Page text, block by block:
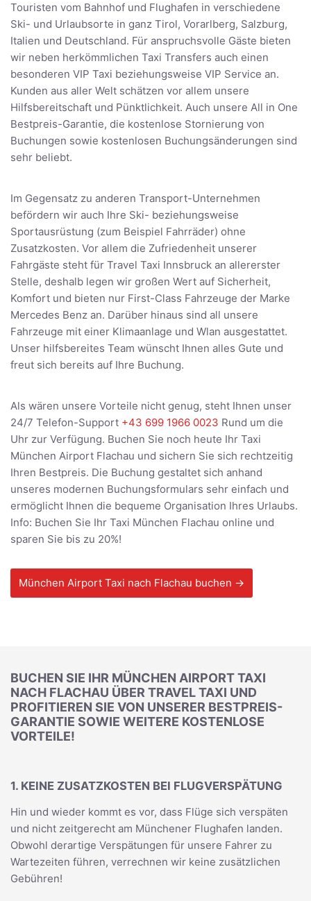
Touristen vom Bahnhof und Flughafen in verschiedene
Ski- und Urlaubsorte in ganz Tirol, Vorarlberg, Salzburg,
Italien und Deutschland. Für anspruchsvolle Gäste bieten
wir neben herkömmlichen Taxi Transfers auch einen
besonderen VIP Taxi beziehungsweise VIP Service an.
Kunden aus aller Welt schätzen vor allem unsere
Hilfsbereitschaft und Pünktlichkeit. Auch unsere All in One
Bestpreis-Garantie, die kostenlose Stornierung von
Buchungen sowie kostenlosen Buchungsänderungen sind
sehr beliebt.
Im Gegensatz zu anderen Transport-Unternehmen
befördern wir auch Ihre Ski- beziehungsweise
Sportausrüstung (zum Beispiel Fahrräder) ohne
Zusatzkosten. Vor allem die Zufriedenheit unserer
Fahrgäste steht für Travel Taxi Innsbruck an allererster
Stelle, deshalb legen wir großen Wert auf Sicherheit,
Komfort und bieten nur First-Class Fahrzeuge der Marke
Mercedes Benz an. Darüber hinaus sind all unsere
Fahrzeuge mit einer Klimaanlage und Wlan ausgestattet.
Unser hilfsbereites Team wünscht Ihnen alles Gute und
freut sich bereits auf Ihre Buchung.
Als wären unsere Vorteile nicht genug, steht Ihnen unser
24/7 Telefon-Support +43 699 1966 0023 Rund um die
Uhr zur Verfügung. Buchen Sie noch heute Ihr Taxi
München Airport Flachau und sichern Sie sich rechtzeitig
Ihren Bestpreis. Die Buchung gestaltet sich anhand
unseres modernen Buchungsformulars sehr einfach und
ermöglicht Ihnen die bequeme Organisation Ihres Urlaubs.
Info: Buchen Sie Ihr Taxi München Flachau online und
sparen Sie bis zu 20%!
München Airport Taxi nach Flachau buchen →
BUCHEN SIE IHR MÜNCHEN AIRPORT TAXI
NACH FLACHAU ÜBER TRAVEL TAXI UND
PROFITIEREN SIE VON UNSERER BESTPREIS-
GARANTIE SOWIE WEITERE KOSTENLOSE
VORTEILE!
1. KEINE ZUSATZKOSTEN BEI FLUGVERSPÄTUNG
Hin und wieder kommt es vor, dass Flüge sich verspäten
und nicht zeitgerecht am Münchener Flughafen landen.
Obwohl derartige Verspätungen für unsere Fahrer zu
Wartezeiten führen, verrechnen wir keine zusätzlichen
Gebühren!